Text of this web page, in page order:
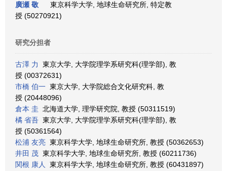
廣瀬 敬
東京科学大学, 地球生命研究所, 特定教
授 (50270921)
研究分担者
古澤 力
東京大学, 大学院理学系研究科(理学部), 教
授 (00372631)
市橋 伯一 東京大学, 大学院総合文化研究科, 教
授 (20448096)
倉本 圭 北海道大学, 理学研究院, 教授 (50311519)
橘 省吾 東京大学, 大学院理学系研究科(理学部), 教
授 (50361564)
松浦 友亮 東京科学大学, 地球生命研究所, 教授 (50362653)
井田 茂 東京科学大学, 地球生命研究所, 教授 (60211736)
関根 康人
東京科学大学, 地球生命研究所, 教授 (60431897)